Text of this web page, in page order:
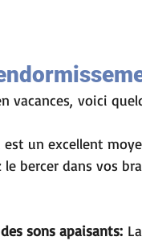
vacances, voici
est un excellent
bercer dans vos
sons apaisants: